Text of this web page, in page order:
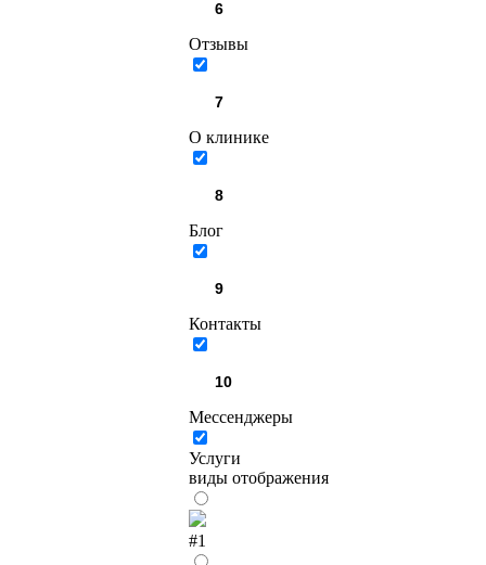
Отзывы
О клинике
Блог
Контакты
Мессенджеры
Услуги
виды отображения
#1